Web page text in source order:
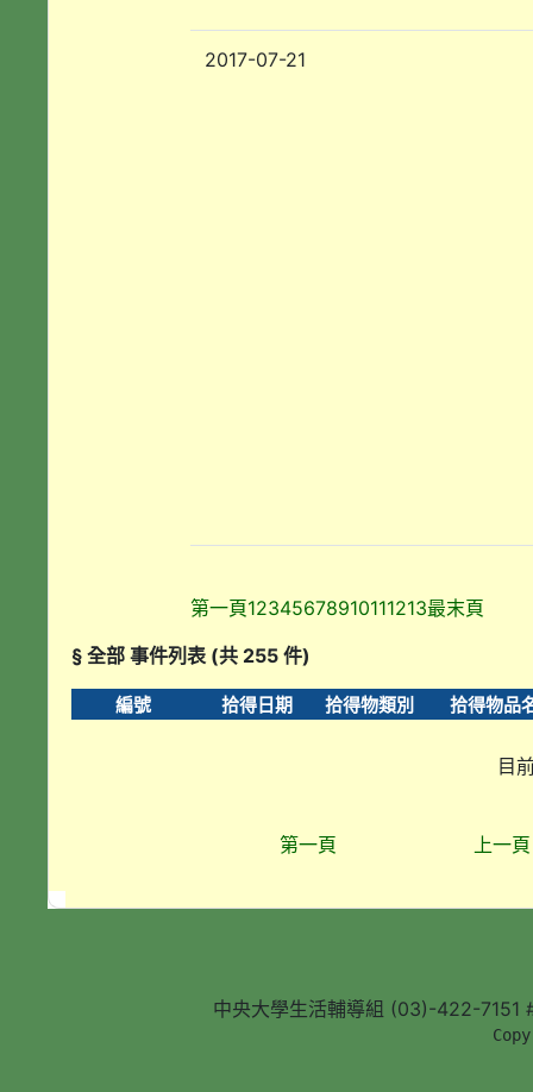
2017-07-21
第一頁12345678910111213最末頁
§ 全部 事件列表 (共 255 件)
編號 拾得日期 拾得物類別 拾得物品
目
第一頁 上一頁
中央大學生活輔導組 (03)-422-7151